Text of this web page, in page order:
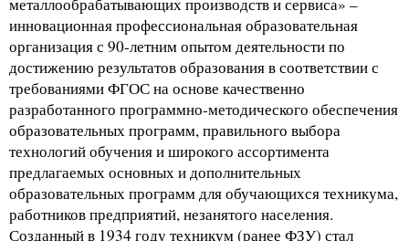
инновационная профессиональная образовательная
организация с 90-летним опытом деятельности по
достижению результатов образования в соответствии с
требованиями ФГОС на основе качественно
разработанного программно-методического обеспечения
образовательных программ, правильного выбора
технологий обучения и широкого ассортимента
предлагаемых основных и дополнительных
образовательных программ для обучающихся техникума,
работников предприятий, незанятого населения.
Созданный в 1934 году техникум (ранее ФЗУ) стал